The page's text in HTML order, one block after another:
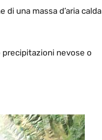
una massa d’aria calda
nevose o